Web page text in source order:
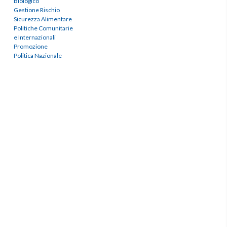
Gestione Rischio
Sicurezza Alimentare
Politiche Comunitarie
e Internazionali
Promozione
Politica Nazionale